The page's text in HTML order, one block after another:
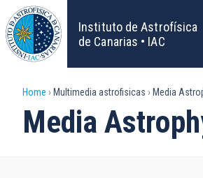
Skip
to
main
content
Instituto de Astrofísica
de Canarias • IAC
Breadcrumb
Home Multimedia astrofisicas Media
Media